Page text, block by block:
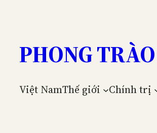
PHONG
Việt NamThế giới Chính trị